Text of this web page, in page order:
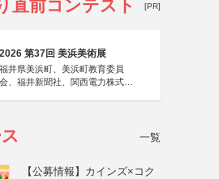
直前コンテスト [PR]
2026 第37回 美浜美術展
福井県美浜町、美浜町教育委員
会、福井新聞社、関西電力株式会
一覧
【公募情報】カインズ×コク